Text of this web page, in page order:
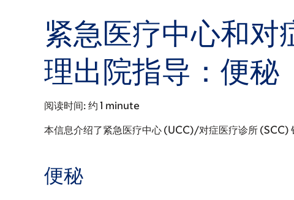
紧急医疗中心和对
理出院指导：便秘
阅读时间: 约 1 minute
本信息介绍了紧急医疗中心 (UCC)/对症医疗诊所 (SCC)
便秘